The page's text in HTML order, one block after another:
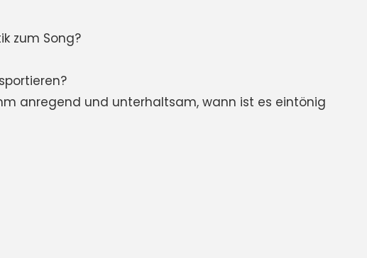
zum Song?
anregend und unterhaltsam, wann ist es eintönig